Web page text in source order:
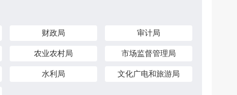
财政局 审计局
农业农村局 市场监督管理局
水利局 文化广电和旅游局